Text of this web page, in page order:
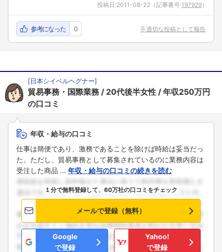
投稿日:2011-08-22 （記事番号:197929）
参考になった 0 不適切な投稿として報告
[日本シイベルヘグナー]
貿易事務・国際業務 20代後半女性
年収250万円
の口コミ
年収・給与の口コミ
仕事は簡便であり、激務であることを除けば時給は妥当だっ
た。ただし、貿易事務として募集されているのに業務内容は
受注した商品 ... 年収・給与の口コミの続きを読む
１分で無料登録して、60万社の口コミをチェック
メールで登録（無料）
Google
で登録
Yahoo!
で登録